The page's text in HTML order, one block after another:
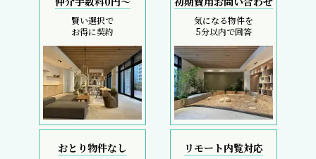
賢い選択で
お得に契約
気になる物件を
5分以内で回答
おとり物件なし リモート内覧対応